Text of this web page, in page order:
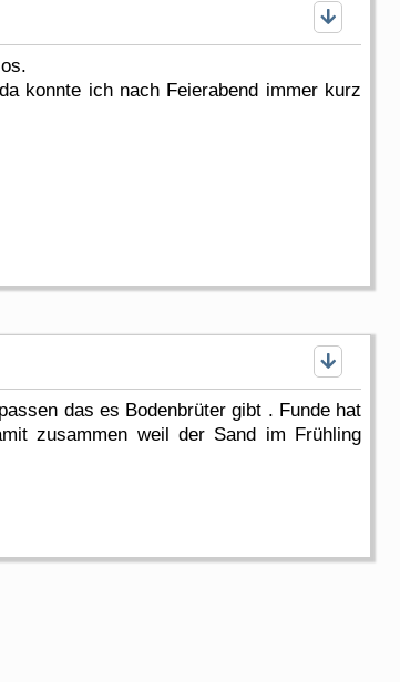
konnte ich nach Feierabend immer kurz
das es Bodenbrüter gibt . Funde hat
zusammen weil der Sand im Frühling